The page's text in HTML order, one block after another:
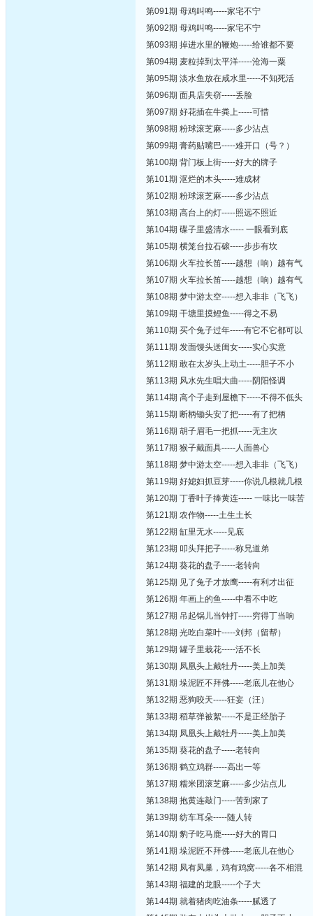
第091期 母鸡叫鸣-----家宅不宁
第092期 母鸡叫鸣-----家宅不宁
第093期 掉进水里的鞭炮-----给谁都不要
第094期 麦粒掉到太平洋-----沧海一粟
第095期 淡水鱼放在咸水里-----不知死活
第096期 面具店失窃-----丢脸
第097期 好花插在牛粪上-----可惜
第098期 粉球滚芝麻-----多少沾点
第099期 膏药贴嘴巴-----难开口（号？）
第100期 背门板上街-----好大的牌子
第101期 沤烂的木头-----难成材
第102期 粉球滚芝麻-----多少沾点
第103期 高台上的灯-----照远不照近
第104期 碟子里盛清水----- 一眼看到底
第105期 横笼台拉石磙-----步步有坎
第106期 火车拉长笛-----越想（响）越有气
第107期 火车拉长笛-----越想（响）越有气
第108期 梦中游太空-----想入非非（飞飞）
第109期 干塘里摸鲤鱼-----得之不易
第110期 买个兔子过年-----有它不它都可以
第111期 发面馒头送闺女-----实心实意
第112期 敢在太岁头上动土-----胆子不小
第113期 风水先生唱大曲-----阴阳怪调
第114期 高个子走到屋檐下-----不得不低头
第115期 断柄锄头安了把-----有了把柄
第116期 胡子眉毛一把抓-----无主次
第117期 猴子戴面具-----人面兽心
第118期 梦中游太空-----想入非非（飞飞）
第119期 好媳妇抓豆芽-----你说几根就几根
第120期 丁香叶子捧黄连----- 一味比一味苦
第121期 农作物-----土生土长
第122期 缸里无水-----见底
第123期 叩头拜把子-----称兄道弟
第124期 葵花的盘子-----老转向
第125期 见了兔子才放鹰-----有利才出征
第126期 年画上的鱼-----中看不中吃
第127期 吊起锅儿当钟打-----穷得丁当响
第128期 光吃白菜叶-----刘邦（留帮）
第129期 罐子里栽花-----活不长
第130期 凤凰头上戴牡丹-----美上加美
第131期 垛泥匠不拜佛-----老底儿在他心
第132期 恶狗咬天-----狂妄（汪）
第133期 稻草弹被絮-----不是正经胎子
第134期 凤凰头上戴牡丹-----美上加美
第135期 葵花的盘子-----老转向
第136期 鹤立鸡群-----高出一等
第137期 糯米团滚芝麻-----多少沾点儿
第138期 抱黄连敲门-----苦到家了
第139期 纺车耳朵-----随人转
第140期 豹子吃马鹿-----好大的胃口
第141期 垛泥匠不拜佛-----老底儿在他心
第142期 凤有凤巢，鸡有鸡窝-----各不相混
第143期 福建的龙眼-----个子大
第144期 就着猪肉吃油条-----腻透了